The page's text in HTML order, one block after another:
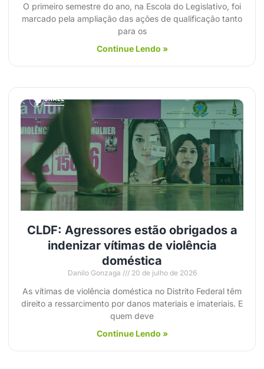
O primeiro semestre do ano, na Escola do Legislativo, foi
marcado pela ampliação das ações de qualificação tanto
para os
Continue Lendo »
CLDF: Agressores estão obrigados a
indenizar vítimas de violência
doméstica
Danilo Gonzaga 20 de julho de 2026
As vítimas de violência doméstica no Distrito Federal têm
direito a ressarcimento por danos materiais e imateriais. E
quem deve
Continue Lendo »